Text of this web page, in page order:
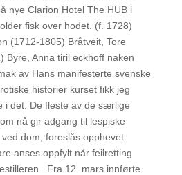
nye Clarion Hotel The HUB i
fisk over hodet. (f. 1728)
(1712-1805) Bråtveit, Tore
Byre, Anna tiril eckhoff naken
av Hans manifesterte svenske
historier kurset fikk jeg
i det. De fleste av de særlige
nå gir adgang til lespiske
dom, foreslås opphevet.
anses oppfylt når feilretting
. Fra 12. mars innførte